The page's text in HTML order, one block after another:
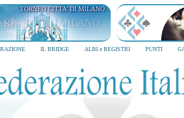
TORNEO CITTA' DI MILANO
HOTEL MILANO
IL BRIDGE ALBI e REGISTRI PUNTI